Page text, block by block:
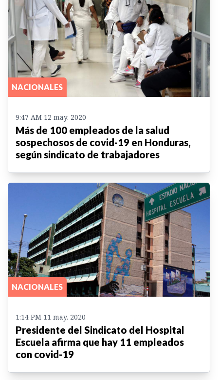
NACIONALES
9:47 AM 12 may. 2020
Más de 100 empleados de la salud
sospechosos de covid-19 en Honduras,
según sindicato de trabajadores
NACIONALES
1:14 PM 11 may. 2020
Presidente del Sindicato del Hospital
Escuela afirma que hay 11 empleados
con covid-19